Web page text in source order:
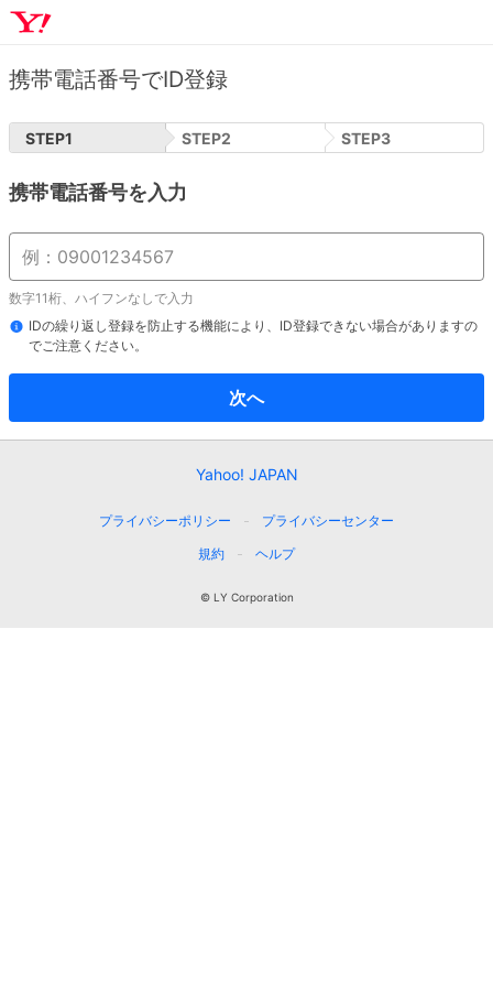
携帯電話番号でID登録
STEP1 STEP2 STEP3
携帯電話番号を入力
数字11桁、ハイフンなしで入力
IDの繰り返し登録を防止する機能により、ID登録できない場合がありますの
でご注意ください。
次へ
Yahoo! JAPAN
プライバシーポリシー
プライバシーセンター
規約
ヘルプ
© LY Corporation